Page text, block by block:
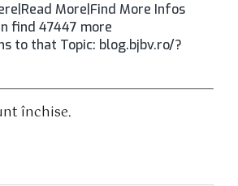
More|Find More Infos
find 47447 more
to that Topic: blog.bjbv.ro/?
închise.